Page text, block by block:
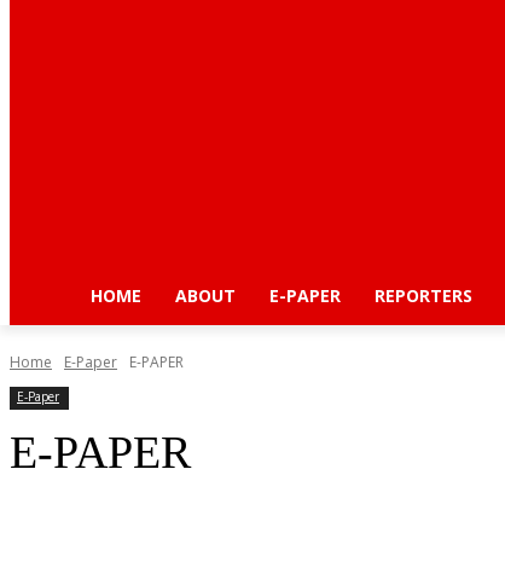
HOME ABOUT E-PAPER REPORTERS
Home E-Paper E-PAPER
E-Paper
E-PAPER